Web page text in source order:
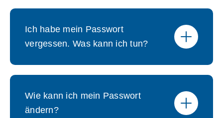
Ich habe mein Passwort
vergessen. Was kann ich tun?
Wie kann ich mein Passwort
ändern?